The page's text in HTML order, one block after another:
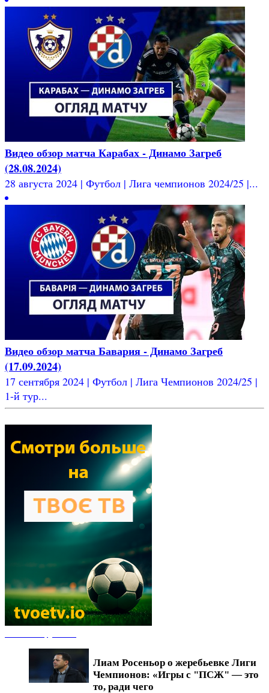
Видео обзор матча Карабах - Динамо Загреб
(28.08.2024)
28 августа 2024 | Футбол | Лига чемпионов 2024/25 |...
Видео обзор матча Бавария - Динамо Загреб
(17.09.2024)
17 сентября 2024 | Футбол | Лига Чемпионов 2024/25 |
1-й тур...
Лиам Росеньор о жеребьевке Лиги
Чемпионов: «Игры с "ПСЖ" — это
то, ради чего